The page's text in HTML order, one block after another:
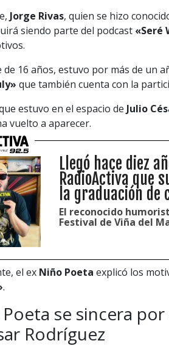
Jorge Rivas, quien se hizo
siendo parte del podcast «Seré
de 16 años, estuvo por más de un
que también cuenta con la
estuvo en el espacio de Julio
vuelto a aparecer.
Llegó hace diez
RadioActiva que
la graduación
El reconocido
Festival de Viña del
el ex Niño Poeta explicó los
.
se sincera
Rodríguez